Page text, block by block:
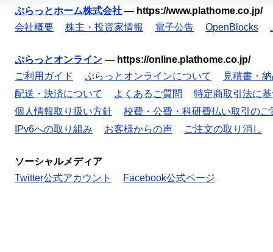
ぷらっとホーム株式会社 — https://www.plathome.co.jp/
会社概要
株主・投資家情報 電子公告 OpenBlocks
ぷらっとオンライン — https://online.plathome.co.jp/
ご利用ガイド
ぷらっとオンラインについて
見積書・
配送・決済について
よくあるご質問
特定商取引法に
個人情報取り扱い方針
校費・公費・科研費払い取引のご
IPv6への取り組み
お客様からの声 ご注文の取り消し
ソーシャルメディア
Twitter公式アカウント
Facebook公式ページ